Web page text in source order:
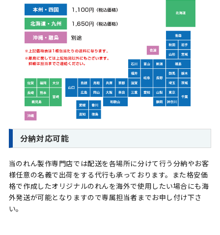
分納対応可能
当のれん製作専門店では配送を各場所に分けて行う分納やお客
様任意の名義で出荷をする代行も承っております。また格安価
格で作成したオリジナルのれんを海外で使用したい場合にも海
外発送が可能となりますので専属担当者までお申し付け下さ
い。